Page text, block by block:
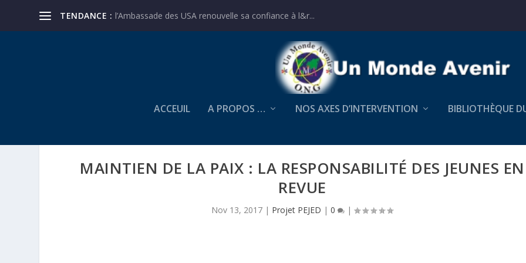
TENDANCE : l’Ambassade des USA renouvelle sa confiance à l&r...
ACCEUIL A PROPOS … NOS AXES D’INTERVENTION BIBLIOTHÈQUE
MAINTIEN DE LA PAIX : LA RESPONSABILITÉ DES JEUNES EN
REVUE
Nov 13, 2017 | Projet PEJED |0 |